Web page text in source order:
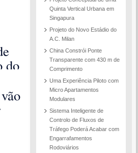
do
Quinta Vertical Urbana em
Singapura
Projeto do Novo Estádio do
A.C. Milan
China Constrói Ponte
Transparente com 430 m de
Comprimento
Uma Experiência Piloto com
Micro Apartamentos
Modulares
Sistema Inteligente de
Controlo de Fluxos de
Tráfego Poderá Acabar com
Engarrafamentos
Rodoviários